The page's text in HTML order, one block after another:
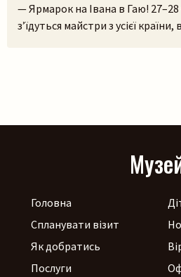
— Ярмарок на Івана в Гаю!
з’їдуться майстри з усієї країни,
Головна
Спланувати візит
Як добратись
Послуги